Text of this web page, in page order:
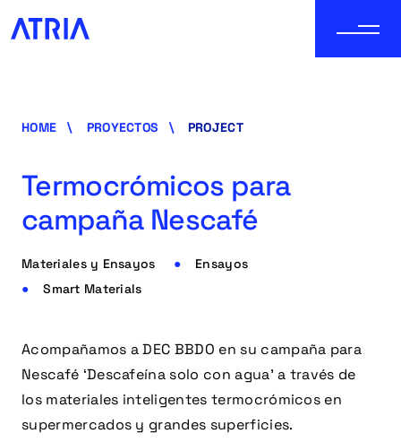
HOME PROYECTOS PROJECT
Termocrómicos para
campaña Nescafé
Materiales y Ensayos
Ensayos
Smart Materials
Acompañamos a DEC BBDO en su campaña para
Nescafé ‘Descafeína solo con agua’ a través de
los materiales inteligentes termocrómicos en
supermercados y grandes superficies.